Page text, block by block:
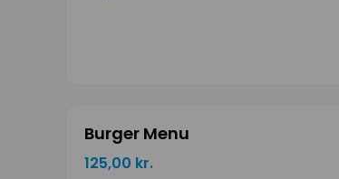
Burger Menu
125,00 kr.